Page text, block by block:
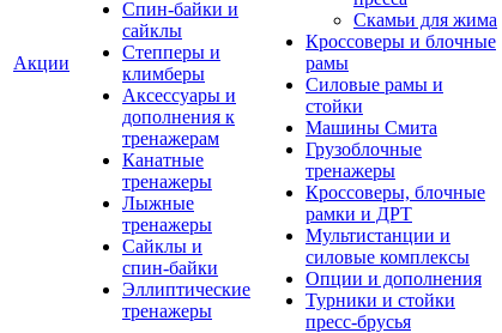
Акции
Спин-байки и
сайклы
Степперы и
климберы
Аксессуары и
дополнения к
тренажерам
Канатные
тренажеры
Лыжные
тренажеры
Сайклы и
спин-байки
Эллиптические
тренажеры
Скамьи для жима
Кроссоверы и блочные
рамы
Силовые рамы и
стойки
Машины Смита
Грузоблочные
тренажеры
Кроссоверы, блочные
рамки и ДРТ
Мультистанции и
силовые комплексы
Опции и дополнения
Турники и стойки
пресс-брусья